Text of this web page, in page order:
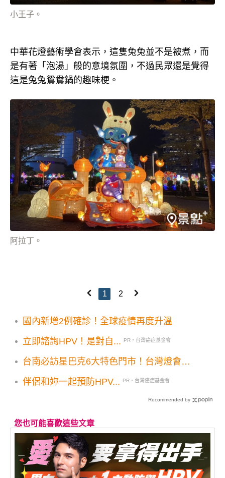
小王子。
中華花燈藝術學會表示，這隻兔兔並不是被煮，而
是有著「泡湯」般的意境氛圍，不過民眾還是覺得
這是兔兔鴛鴦鍋的趣味梗。
阿拉丁。
1 2
國內新增2例確診！全球疫情再度升溫
立即諮詢HPV！是對自...
PR・台灣癌症基金會
台南必訪星巴克6大特色門市！台灣燈會賞
伴侶和妳一起預防HPV...
PR・台灣癌症基金會
Recommended by
您也可能喜歡這些文章